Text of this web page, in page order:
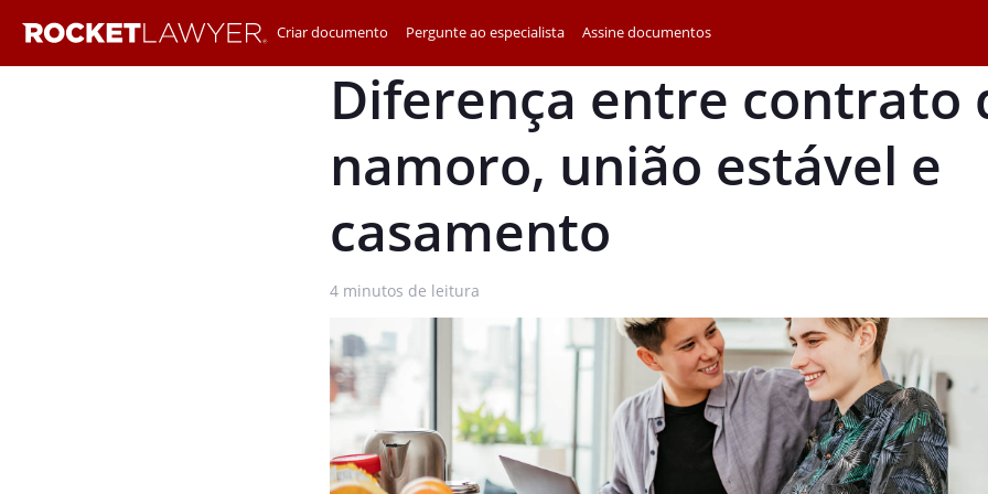
Criar documento Pergunte ao especialista Assine documentos
Diferença entre contrato
namoro, união estável e
casamento
4 minutos de leitura